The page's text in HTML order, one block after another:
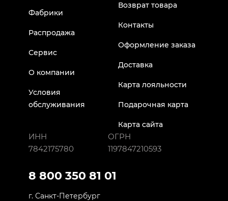
Фабрики
Распродажа
Сервис
О компании
Условия
обслуживания
Возврат товара
Контакты
Оформление заказа
Доставка
Карта лояльности
Подарочная карта
Карта сайта
ИНН
7842175780
ОГРН
1197847210593
8 800 350 81 01
г. Санкт-Петербург